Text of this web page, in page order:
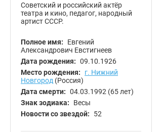
Советский и российский актёр
театра и кино, педагог, народный
артист СССР.
Полное имя:
Евгений
Александрович Евстигнеев
Дата рождения: 09.10.1926
Место рождения:
г. Нижний
Новгород (Россия)
Дата смерти: 04.03.1992 (65 лет)
Знак зодиака:
Весы
Новости со звездой:
52